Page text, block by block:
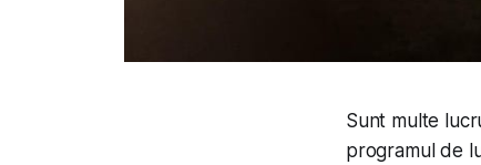
Sunt multe
programul de